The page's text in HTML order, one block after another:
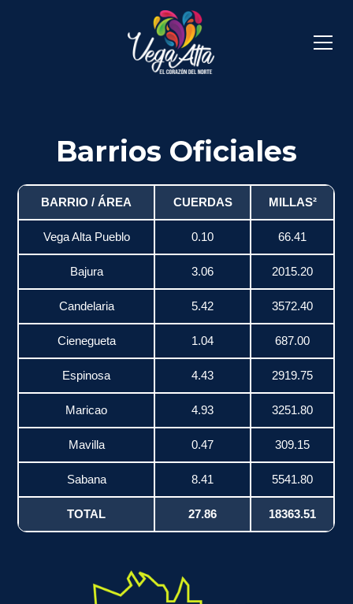
Barrios Oficiales
BARRIO / ÁREA CUERDAS MILLAS²
Vega Alta Pueblo 0.10 66.41
Bajura 3.06 2015.20
Candelaria 5.42 3572.40
Cienegueta 1.04 687.00
Espinosa 4.43 2919.75
Maricao 4.93 3251.80
Mavilla 0.47 309.15
Sabana 8.41 5541.80
TOTAL 27.86 18363.51